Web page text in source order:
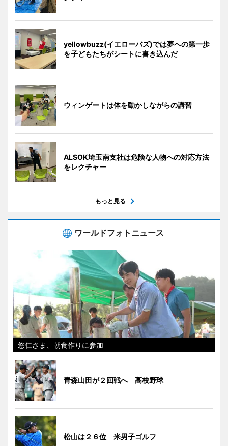
yellowbuzz(イエローバズ)では夢への第一歩
を子どもたちがシートに書き込んだ
ウィンゲートは体を動かしながらの講習
ALSOK埼玉南支社は危険な人物への対応方法
をレクチャー
もっと見る
ワールドフォトニュース
悠仁さま、朝食作りに参加
青森山田が２回戦へ 高校野球
松山は２６位 米男子ゴルフ